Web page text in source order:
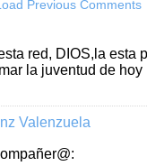
Previous Comments
red, DIOS,la esta
la juventud de hoy
Valenzuela